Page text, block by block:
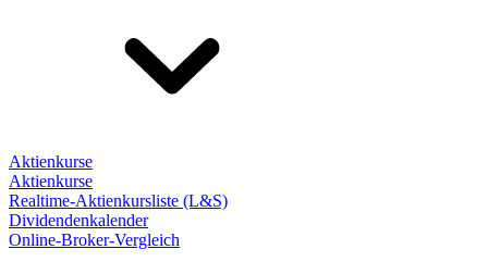
Aktienkurse
Aktienkurse
Realtime-Aktienkursliste (L&S)
Dividendenkalender
Online-Broker-Vergleich